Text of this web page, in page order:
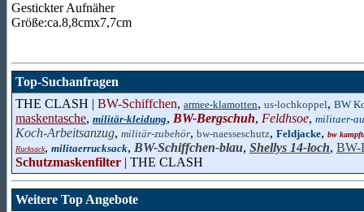
Gestickter Aufnäher
Größe:ca.8,8cmx7,7cm
Top-Suchanfragen
THE CLASH | BW-Schiffchen, armee-klamotten, us-lochkoppel, BW
maskentasche, militär-kleidung, BW-Bergschuh, Feldhsoe, militaer-
Koch-Arbeitsanzug, militär-zubehör, bw-naesseschutz, Feldjacke, bw
Rucksack, militaerrucksack, BW-Schiffchen-blau, Shellys 14-loch, BW-
Schutzmaskenfilter | THE CLASH
Weitere Top Angebote